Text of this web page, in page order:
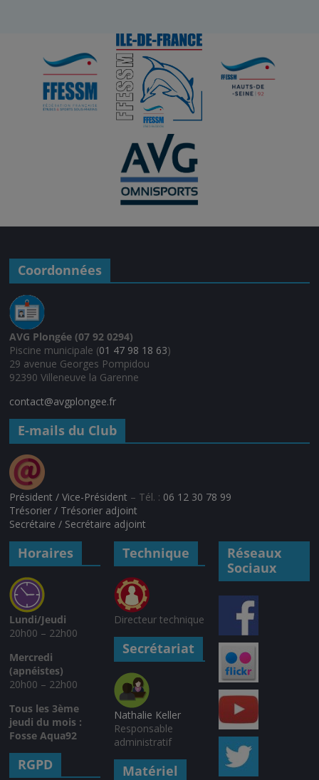
Coordonnées
AVG Plongée (07 92 0294)
Piscine municipale (01 47 98 18 63)
29 avenue Georges Pompidou
92390 Villeneuve la Garenne
contact@avgplongee.fr
E-mails du Club
Président / Vice-Président – Tél. : 06 12 30 78 99
Trésorier / Trésorier adjoint
Secrétaire / Secrétaire adjoint
Horaires
Lundi/Jeudi
20h00 – 22h00
Mercredi
(apnéistes)
20h00 – 22h00
Tous les 3ème
jeudi du mois :
Fosse Aqua92
RGPD
Technique
Directeur technique
Secrétariat
Nathalie Keller
Responsable
administratif
Matériel
Réseaux
Sociaux